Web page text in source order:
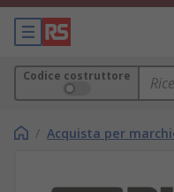
Codice costruttore
/ Acquista per